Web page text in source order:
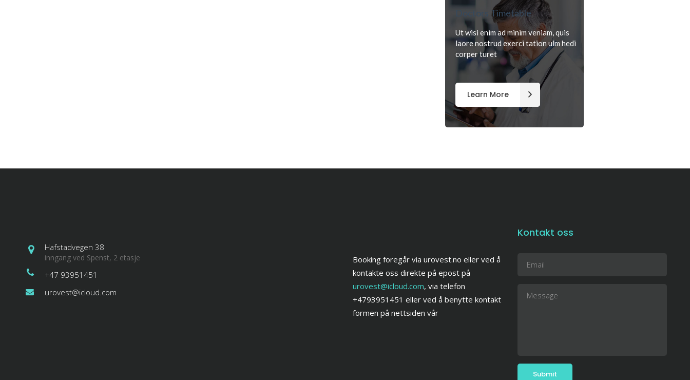
Doctors Timetable
Ut wisi enim ad minim veniam, quis
laore nostrud exerci tation ulm hedi
corper turet
Learn More
Hafstadvegen 38
inngang ved Spenst, 2 etasje
+47 93951451
urovest@icloud.com
Booking foregår via urovest.no eller ved å
kontakte oss direkte på epost på
urovest@icloud.com, via telefon
+4793951451 eller ved å benytte kontakt
formen på nettsiden vår
Kontakt oss